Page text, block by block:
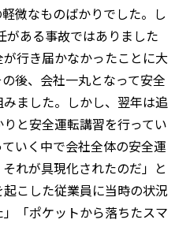
微なものばかりでした。し
がある事故ではありました
行き届かなかったことに大
後、会社一丸となって安全
ました。しかし、翌年は追
と安全運転講習を行ってい
いく中で会社全体の安全運
れが具現化されたのだ」と
こした従業員に当時の状況
「ポケットから落ちたスマ